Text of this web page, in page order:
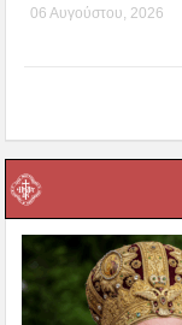
06 Αυγούστου, 2026